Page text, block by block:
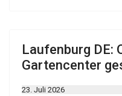
Laufenburg DE:
Gartencenter
23. Juli 2026